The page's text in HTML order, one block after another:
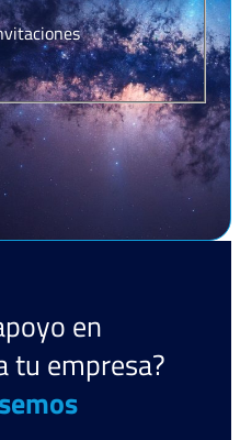
en
tu empresa?